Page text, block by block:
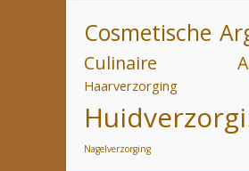
Cosmetische
Culinaire
Haarverzorging
Nagelverzorging